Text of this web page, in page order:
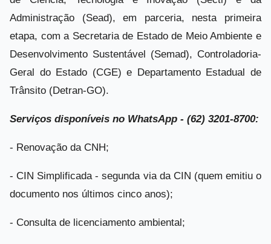
Administração (Sead), em parceria, nesta primeira
etapa, com a Secretaria de Estado de Meio Ambiente e
Desenvolvimento Sustentável (Semad), Controladoria-
Geral do Estado (CGE) e Departamento Estadual de
Trânsito (Detran-GO).
Serviços disponíveis no WhatsApp - (62) 3201-8700:
- Renovação da CNH;
- CIN Simplificada - segunda via da CIN (quem emitiu o
documento nos últimos cinco anos);
- Consulta de licenciamento ambiental;